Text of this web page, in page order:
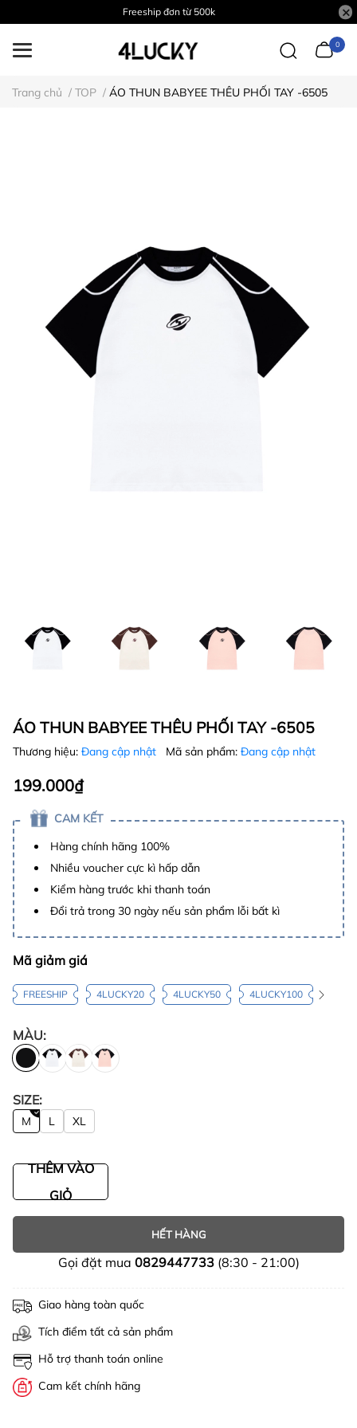
Freeship đơn từ 500k
0
Trang chủ / TOP / ÁO THUN BABYEE THÊU PHỐI TAY -6505
ÁO THUN BABYEE THÊU PHỐI TAY -6505
Thương hiệu: Đang cập nhật Mã sản phẩm: Đang cập nhật
199.000₫
CAM KẾT
Hàng chính hãng 100%
Nhiều voucher cực kì hấp dẫn
Kiểm hàng trước khi thanh toán
Đổi trả trong 30 ngày nếu sản phẩm lỗi bất kì
Mã giảm giá
FREESHIP 4LUCKY20 4LUCKY50 4LUCKY100
MÀU:
SIZE:
M L XL
THÊM VÀO
GIỎ
HẾT HÀNG
Gọi đặt mua 0829447733(8:30 - 21:00)
Giao hàng toàn quốc
Tích điểm tất cả sản phẩm
Hỗ trợ thanh toán online
Cam kết chính hãng